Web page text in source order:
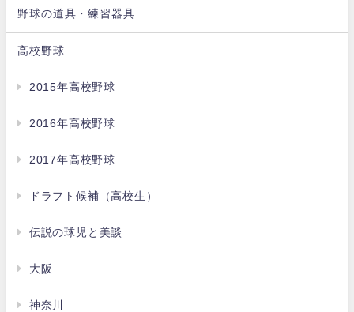
野球の道具・練習器具
高校野球
2015年高校野球
2016年高校野球
2017年高校野球
ドラフト候補（高校生）
伝説の球児と美談
大阪
神奈川